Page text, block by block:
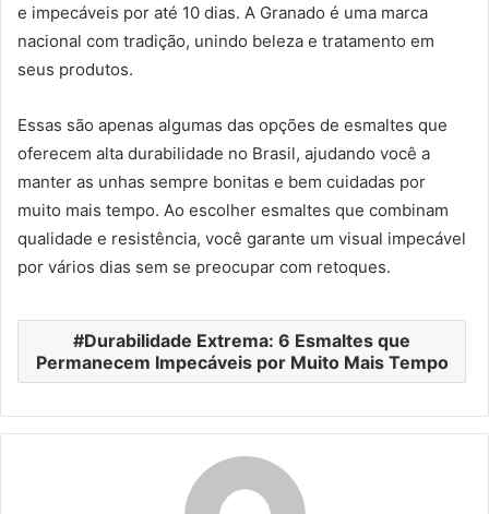
e impecáveis por até 10 dias. A Granado é uma marca
nacional com tradição, unindo beleza e tratamento em
seus produtos.
Essas são apenas algumas das opções de esmaltes que
oferecem alta durabilidade no Brasil, ajudando você a
manter as unhas sempre bonitas e bem cuidadas por
muito mais tempo. Ao escolher esmaltes que combinam
qualidade e resistência, você garante um visual impecável
por vários dias sem se preocupar com retoques.
Durabilidade Extrema: 6 Esmaltes que
Permanecem Impecáveis por Muito Mais Tempo